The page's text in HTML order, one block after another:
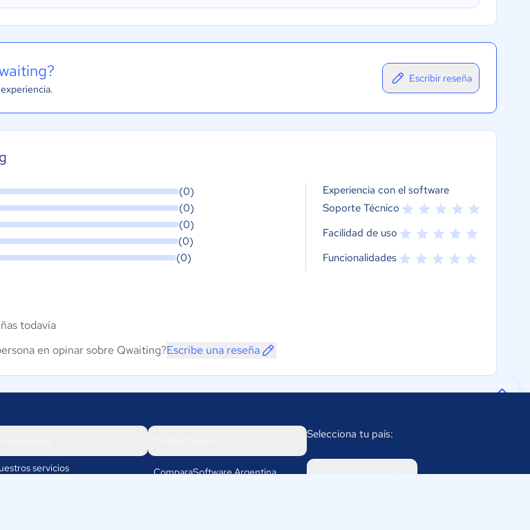
Escribir reseña
(0)
(0)
(0)
(0)
(0)
Experiencia con el software
Soporte Técnico
Facilidad de uso
Funcionalidades
todavía
en opinar sobre Qwaiting?Escribe una reseña
servicios
ComparaSoftware Argentina
Selecciona tu país: